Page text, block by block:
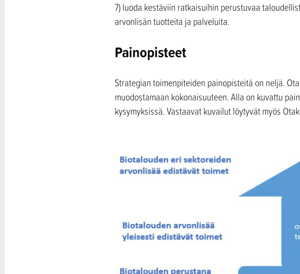
7) luoda kestäviin ratkaisuihin perustuvaa
arvonlisän tuotteita ja palveluita.
Painopisteet
Strategian toimenpiteiden painopisteitä on neljä.
muodostamaan kokonaisuuteen. Alla on kuvattu
kysymyksissä. Vastaavat kuvailut löytyvät myös